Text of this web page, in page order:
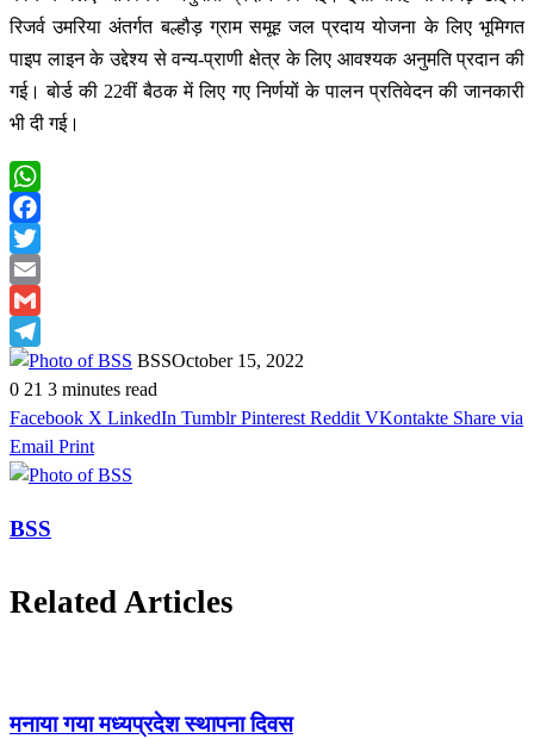
रिजर्व उमरिया अंतर्गत बल्हौड़ ग्राम समूह जल प्रदाय योजना के लिए भूमिगत
पाइप लाइन के उद्देश्य से वन्य-प्राणी क्षेत्र के लिए आवश्यक अनुमति प्रदान की
गई। बोर्ड की 22वीं बैठक में लिए गए निर्णयों के पालन प्रतिवेदन की जानकारी
भी दी गई।
WhatsApp
Facebook
Twitter
Email
Gmail
Telegram
BSSOctober 15, 2022
0 21 3 minutes read
Facebook X LinkedIn Tumblr Pinterest Reddit VKontakte Share via
Email Print
BSS
Related Articles
मनाया गया मध्यप्रदेश स्थापना दिवस